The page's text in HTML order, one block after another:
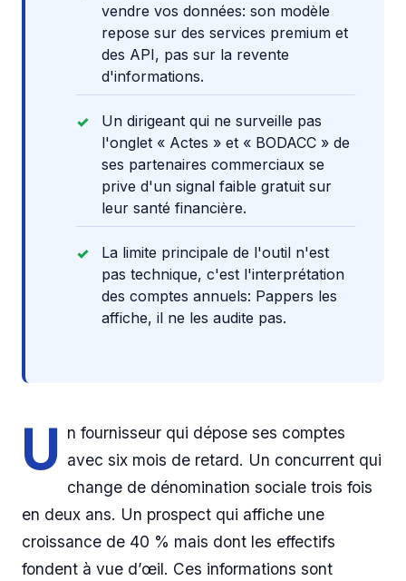
vendre vos données: son modèle
repose sur des services premium et
des API, pas sur la revente
d'informations.
Un dirigeant qui ne surveille pas
l'onglet « Actes » et « BODACC » de
ses partenaires commerciaux se
prive d'un signal faible gratuit sur
leur santé financière.
La limite principale de l'outil n'est
pas technique, c'est l'interprétation
des comptes annuels: Pappers les
affiche, il ne les audite pas.
U n fournisseur qui dépose ses comptes
avec six mois de retard. Un concurrent qui
change de dénomination sociale trois fois
en deux ans. Un prospect qui affiche une
croissance de 40 % mais dont les effectifs
fondent à vue d’œil. Ces informations sont